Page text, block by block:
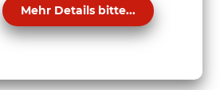
Mehr Details bitte...